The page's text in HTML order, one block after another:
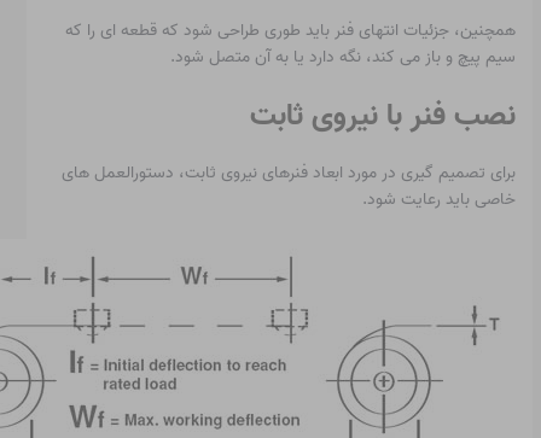
همچنین، جزئیات انتهای فنر باید طوری طراحی شود که قطعه ای را که
سیم پیچ و باز می کند، نگه دارد یا به آن متصل شود.
نصب فنر با نیروی ثابت
برای تصمیم گیری در مورد ابعاد فنرهای نیروی ثابت، دستورالعمل های
خاصی باید رعایت شود.